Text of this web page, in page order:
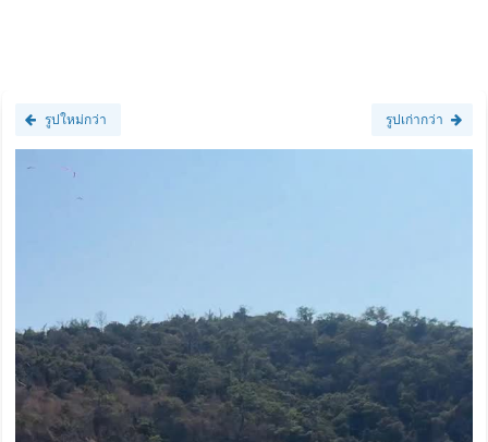
รูปใหม่กว่า รูปเก่ากว่า